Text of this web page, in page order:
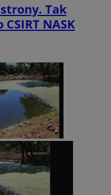
strony. Tak
NASK